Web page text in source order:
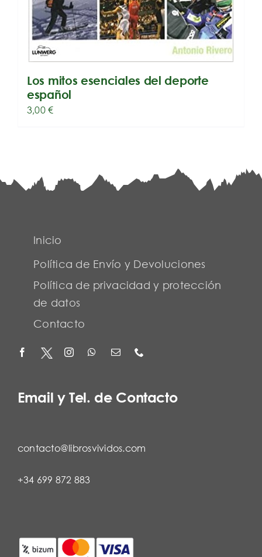
Los mitos esenciales del deporte
español
3,00€
Inicio
Política de Envío y Devoluciones
Política de privacidad y protección
de datos
Contacto
Email y Tel. de Contacto
contacto@librosvividos.com
+34 699 872 883